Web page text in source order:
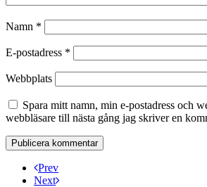
Namn *
E-postadress *
Webbplats
Spara mitt namn, min e-postadress och
webbläsare till nästa gång jag skriver en
Prev
Next